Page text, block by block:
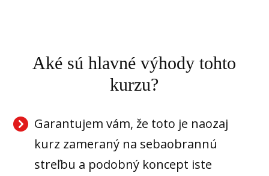
Aké sú hlavné výhody tohto
kurzu?
Garantujem vám, že toto je naozaj
kurz zameraný na sebaobrannú
streľbu a podobný koncept iste